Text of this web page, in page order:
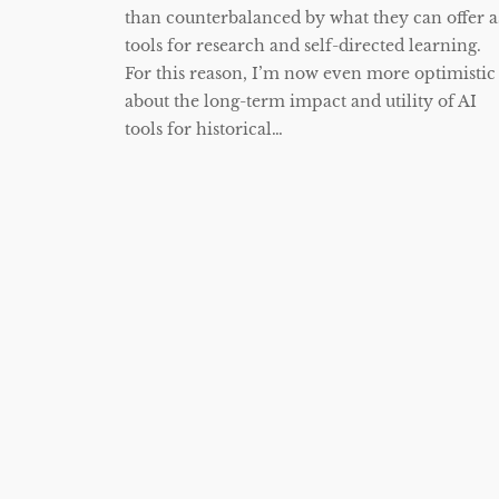
than counterbalanced by what they can offer
tools for research and self-directed learning.
For this reason, I’m now even more optimistic
about the long-term impact and utility of AI
tools for historical…